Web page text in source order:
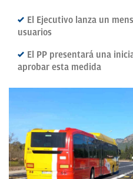
El Ejecutivo lanza un
usuarios
El PP presentará una
aprobar esta medida